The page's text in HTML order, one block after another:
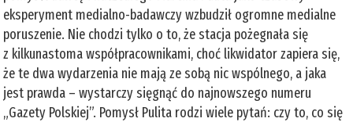
eksperyment medialno-badawczy wzbudził ogromne medialne
poruszenie. Nie chodzi tylko o to, że stacja pożegnała się
z kilkunastoma współpracownikami, choć likwidator zapiera się,
że te dwa wydarzenia nie mają ze sobą nic wspólnego, a jaka
jest prawda – wystarczy sięgnąć do najnowszego numeru
„Gazety Polskiej”. Pomysł Pulita rodzi wiele pytań: czy to, co się